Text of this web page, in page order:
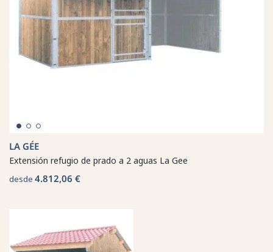
LA GÉE
Extensión refugio de prado a 2 aguas La Gee
desde 4.812,06 €